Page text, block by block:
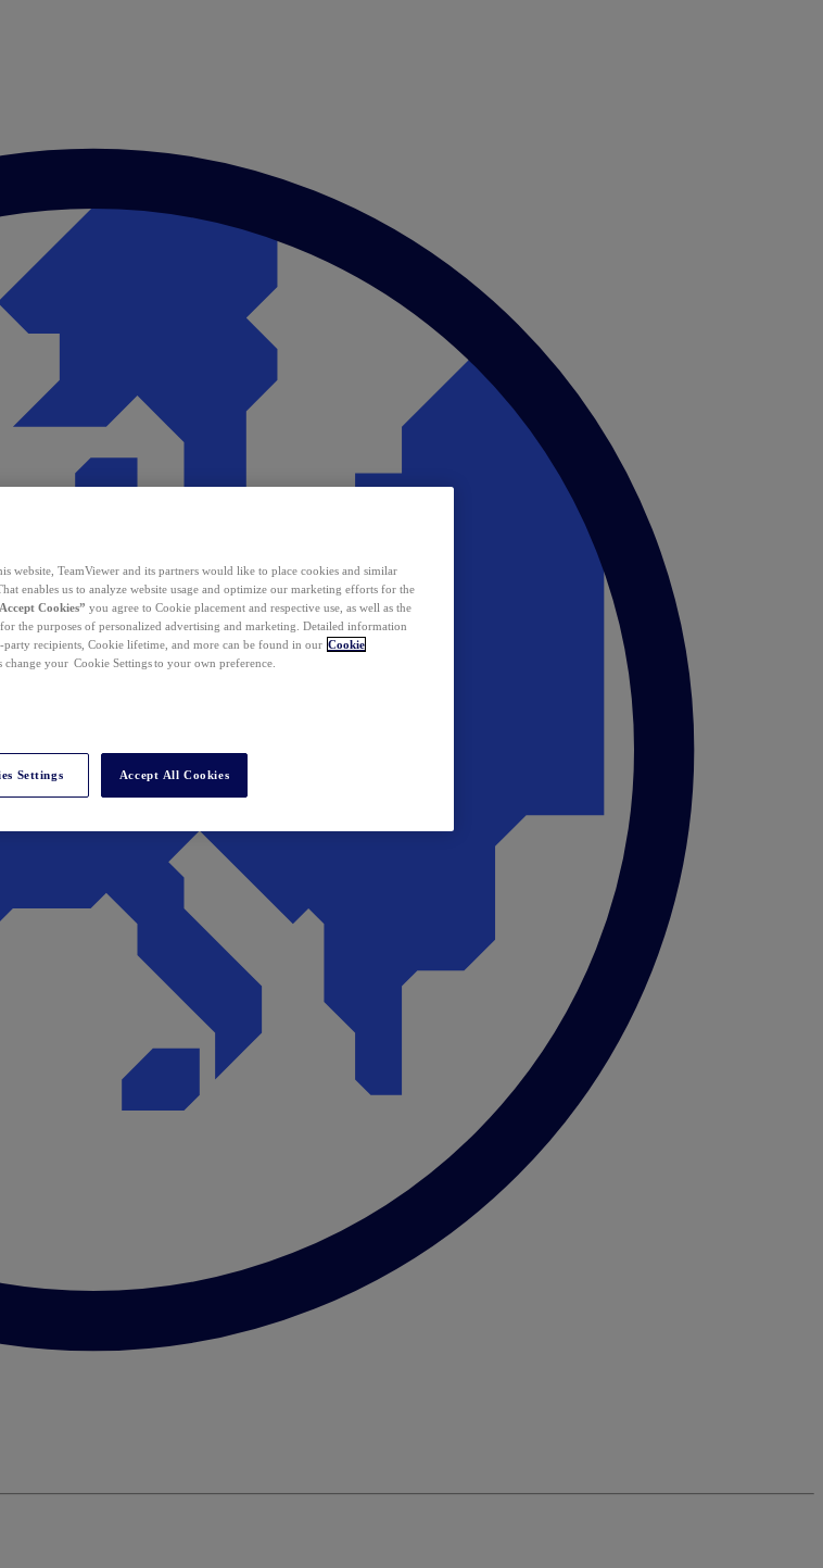
website, TeamViewer and its partners would like to place cookies and similar
enables us to analyze website usage and optimize our marketing efforts for the
Cookies” you agree to Cookie placement and respective use, as well as the
the purposes of personalized advertising and marketing. Detailed information
party recipients, Cookie lifetime, and more can be found in our Cookie
change your Cookie Settings to your own preference.
Settings Accept All Cookies